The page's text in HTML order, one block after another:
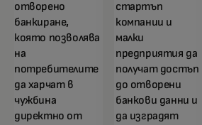
отворено
банкиране,
която позволява
на
потребителите
да харчат в
чужбина
директно от
стартъп
компании и
малки
предприятия да
получат достъп
до отворени
банкови данни и
да изградят